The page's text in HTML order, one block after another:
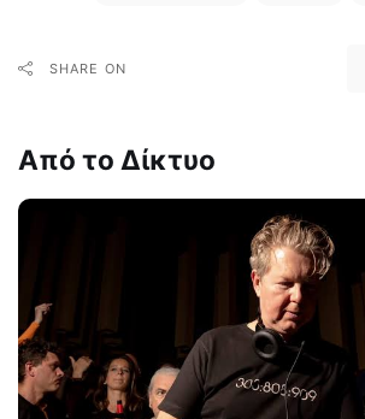
SHARE ON
Από το Δίκτυο